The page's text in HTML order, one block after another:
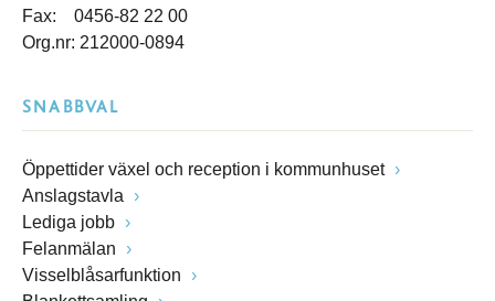
Fax: 0456-82 22 00
Org.nr: 212000-0894
SNABBVAL
Öppettider växel och reception i kommunhuset
Anslagstavla
Lediga jobb
Felanmälan
Visselblåsarfunktion